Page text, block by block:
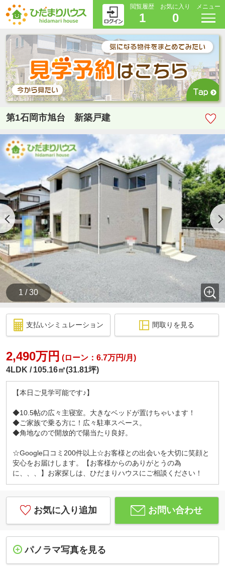
閲覧履歴
1
お気に入り
0
メニュー
第1石岡市旭台 新築戸建
1 / 30
支払いシミュレーション 間取りを見る
2,490万円 (ローン：6.7万円/月)
4LDK
105.16㎡(31.81坪)
【本日ご見学可能です♪】
◆10.5帖の広々主寝室。大きなベッドが置けちゃいます！
◆ご家族で乗る方に！広々駐車スペース。
◆角地なので開放的で陽当たり良好。
☆Google口コミ200件以上☆お客様との出会いを大切に笑顔と
安心をお届けします。【お客様からのありがとうの為
に、、、】お家探しは、ひだまりハウスにご相談ください！
お気に入り追加 お問い合わせ
パノラマ写真を見る